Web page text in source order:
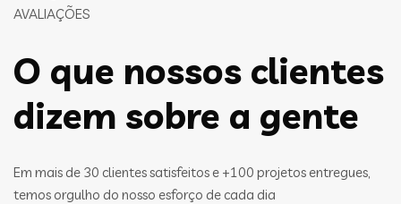
AVALIAÇÕES
O que nossos clientes
dizem sobre a gente
Em mais de 30 clientes satisfeitos e +100 projetos entregues,
temos orgulho do nosso esforço de cada dia